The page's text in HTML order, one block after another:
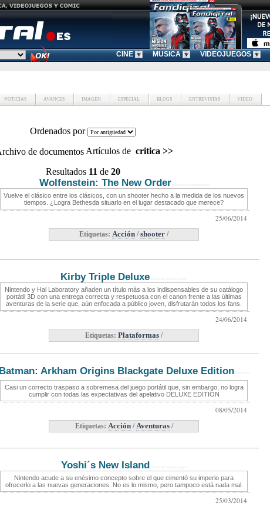
CINE MUSICA VIDEOJUEGOS
NOTICIAS AVANCES IMAGEN ESPECIAL BLOGS ENTREVISTAS VIDEO
Ordenados por
Artículos de critica >>
Resultados 11 de 20
Wolfenstein: The New Order
Vuelve el clásico entre los clásicos, con un shooter hecho a la medida de los nuevos
tiempos. ¿Logra Bethesda situarlo en el lugar destacado que merece?
25/06/2014
Etiquetas: Acción /shooter /
Kirby Triple Deluxe
Nintendo y Hal Laboratory añaden un título más a los indispensables de su catálogo
portátil 3D con una entrega correcta y respetuosa con el canon frente a las últimas
aventuras de la serie que, aún enfocada a público joven, disfrutarán todos los fans.
24/06/2014
Etiquetas: Plataformas /
Batman: Arkham Origins Blackgate Deluxe Edition
Casi un correcto traspaso a sobremesa del juego portátil que, sin embargo, no logra
cumplir con todas las expectativas del apelativo DELUXE EDITION
08/05/2014
Etiquetas: Acción/Aventuras/
Yoshi´s New Island
Nintendo acude a su enésimo concepto sobre el que cimentó su imperio para
ofrecerlo a las nuevas generaciones. No es lo mismo, pero tampoco está nada mal.
25/03/2014